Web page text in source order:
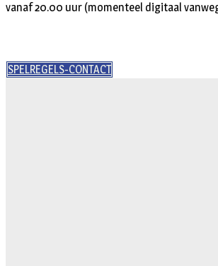
vanaf 20.00 uur (momenteel digitaal
SPELREGELS-CONTACT